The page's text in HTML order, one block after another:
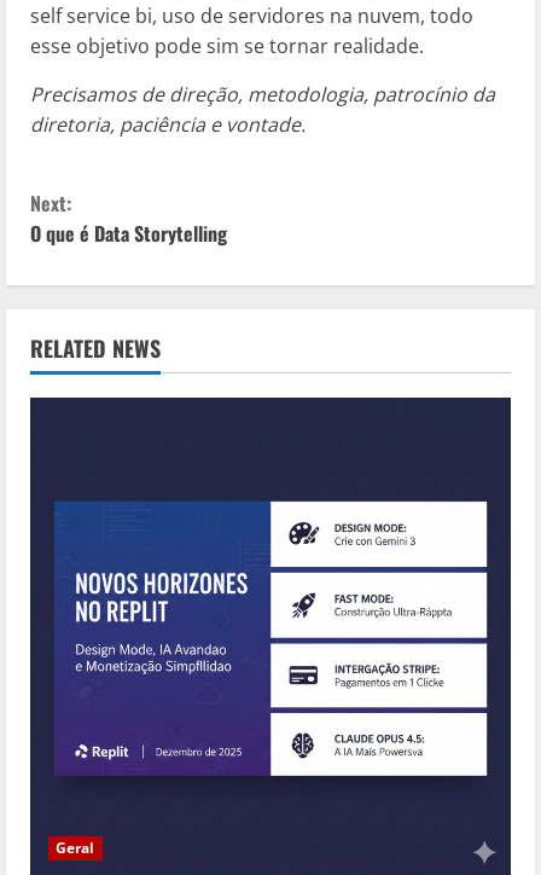
self service bi, uso de servidores na nuvem, todo
esse objetivo pode sim se tornar realidade.
Precisamos de direção, metodologia, patrocínio da
diretoria, paciência e vontade.
C
o
n
t
i
Next:
O que é Data Storytelling
RELATED NEWS
Geral